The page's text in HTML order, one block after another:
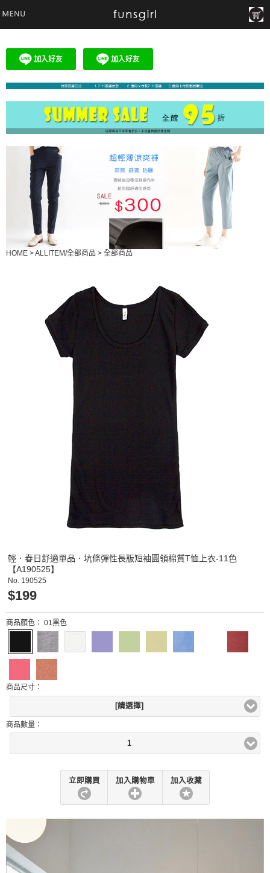
HOME >ALLITEM/全部商品 > 全部商品
輕．春日舒適單品．坑條彈性長版短袖圓領棉質T恤上衣-11色
【A190525】
No. 190525
$199
商品顏色： 01黑色
商品尺寸：
[請選擇]
商品數量：
1
立即購買 加入購物車 加入收藏